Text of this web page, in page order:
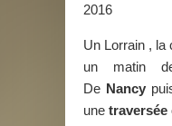
2016
Un Lorrain , la
un matin
De Nancy
une traversée